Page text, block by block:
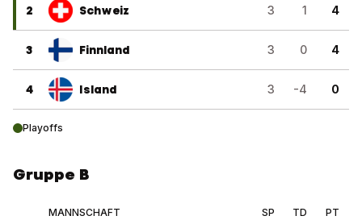
2 Schweiz 3 1 4
3 Finnland 3 0 4
4 Island 3 -4 0
Playoffs
Gruppe B
MANNSCHAFT SP TD PT